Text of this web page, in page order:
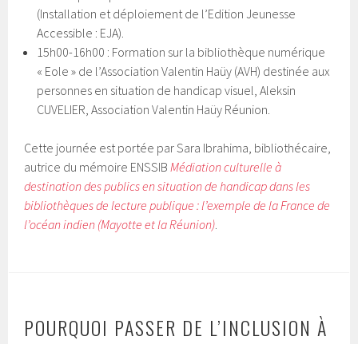
(Installation et déploiement de l’Edition Jeunesse
Accessible : EJA).
15h00-16h00 : Formation sur la bibliothèque numérique
« Eole » de l’Association Valentin Haüy (AVH) destinée aux
personnes en situation de handicap visuel, Aleksin
CUVELIER, Association Valentin Haüy Réunion.
Cette journée est portée par Sara Ibrahima, bibliothécaire,
autrice du mémoire ENSSIBMédiation culturelle à
destination des publics en situation de handicap dans les
bibliothèques de lecture publique : l’exemple de la France de
l’océan indien (Mayotte et la Réunion).
POURQUOI PASSER DE L’INCLUSION À